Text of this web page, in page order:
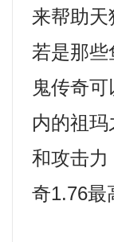
来帮助
若是那
鬼传奇
内的祖
和攻击
奇1.76最